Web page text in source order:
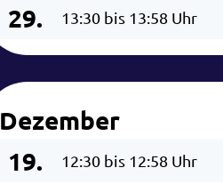
29. 13:30 bis 13:58 Uhr
Dezember
19.
12:30 bis 12:58 Uhr